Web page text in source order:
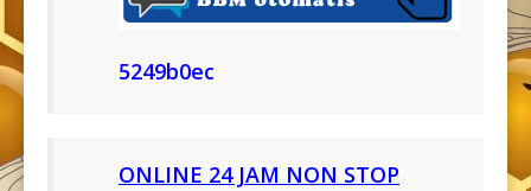
5249b0ec
ONLINE 24 JAM NON STOP